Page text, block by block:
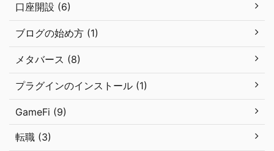
口座開設 (6)
ブログの始め方 (1)
メタバース (8)
プラグインのインストール (1)
GameFi (9)
転職 (3)